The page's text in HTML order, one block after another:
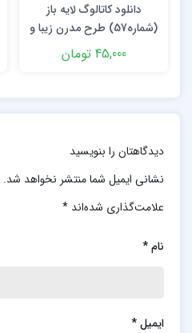
دانلود کاتالوگ لایه باز
(شماره57) طرح مدرن زیبا و
حرفه ای برای کسب و کارها
45,000 تومان
دیدگاهتان را بنویسید
نشانی ایمیل شما منتشر نخواهد شد.
علامت‌گذاری شده‌اند *
نام*
ایمیل*